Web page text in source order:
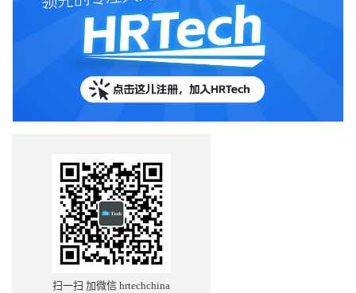
扫一扫 加微信 hrtechchina